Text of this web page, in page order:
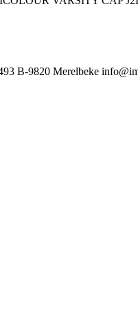
B-9820 Merelbeke